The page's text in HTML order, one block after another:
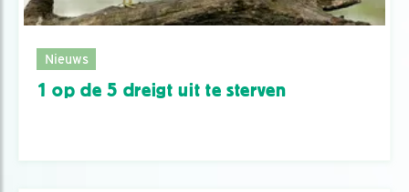
Nieuws
1 op de 5 dreigt uit te sterven